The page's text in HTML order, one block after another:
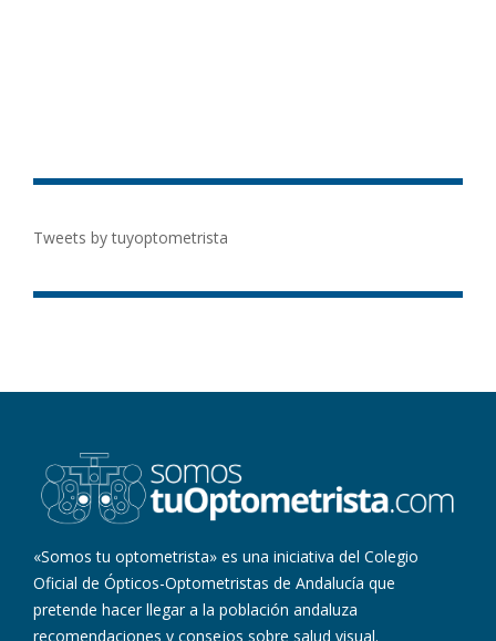
Tweets by tuyoptometrista
«Somos tu optometrista» es una iniciativa del Colegio
Oficial de Ópticos-Optometristas de Andalucía que
pretende hacer llegar a la población andaluza
recomendaciones y consejos sobre salud visual.